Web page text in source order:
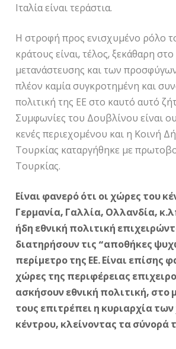
Ιταλία είναι τεράστια.
Η στροφή προς ενισχυμένο ρόλο
κράτους είναι, τέλος, ξεκάθαρη
μετανάστευσης και των
πλέον καμία συγκροτημένη και
πολιτική της ΕΕ στο καυτό αυτό
Συμφωνίες του Δουβλίνου είναι
κενές περιεχομένου και η Κοινή
Τουρκίας καταργήθηκε με
Τουρκίας.
Είναι φανερό ότι οι χώρες του
Γερμανία, Γαλλία, Ολλανδία,
ήδη εθνική πολιτική
διατηρήσουν τις “αποθήκες
περίμετρο της ΕΕ. Είναι επίσης
χώρες της περιφέρειας
ασκήσουν εθνική πολιτική, στο
τους επιτρέπει η κυριαρχία
κέντρου, κλείνοντας τα σύνορά